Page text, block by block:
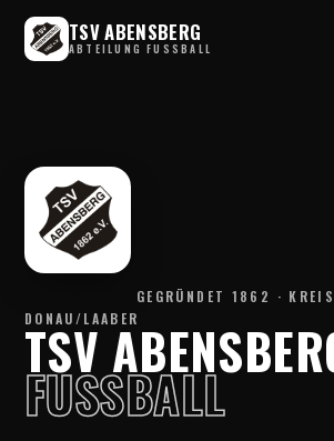
TSV ABENSBERG
ABTEILUNG FUSSBALL
GEGRÜNDET 1862 ·
DONAU/LAABER
TSV
FUSSBALL